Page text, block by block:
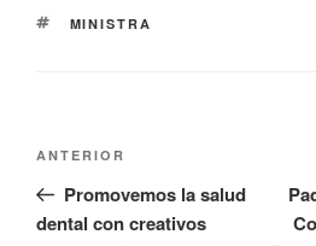
MINISTRA
ANTERIOR
Promovemos la salud
dental con creativos